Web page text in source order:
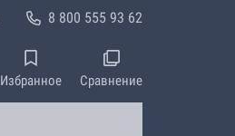
8 800 555 93 62
Избранное Сравнение